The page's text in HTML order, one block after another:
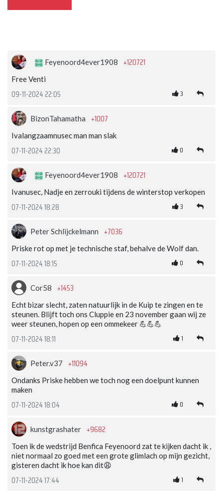
Feyenoord4ever1908 +120721
Free Venti
09-11-2024 22:05 3
BizonTahamatha +1007
Ivalangzaamnusec man man slak
07-11-2024 22:30 0
Feyenoord4ever1908 +120721
Ivanusec, Nadje en zerrouki tijdens de winterstop verkopen
07-11-2024 18:28 3
Peter Schlijckelmann +7036
Priske rot op met je technische staf, behalve de Wolf dan.
07-11-2024 18:15 0
Cor58 +1453
Echt bizar slecht, zaten natuurlijk in de Kuip te zingen en te
steunen. Blijft toch ons Cluppie en 23 november gaan wij ze
weer steunen, hopen op een ommekeer 💪💪💪
07-11-2024 18:11 1
Peter.v37 +11094
Ondanks Priske hebben we toch nog een doelpunt kunnen
maken
07-11-2024 18:04 0
kunstgrashater +9682
Toen ik de wedstrijd Benfica Feyenoord zat te kijken dacht ik ,
niet normaal zo goed met een grote glimlach op mijn gezicht,
gisteren dacht ik hoe kan dit😩
07-11-2024 17:44 1